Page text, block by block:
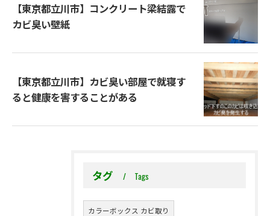
【東京都立川市】コンクリート梁結露で
カビ臭い壁紙
【東京都立川市】カビ臭い部屋で就寝す
ると健康を害することがある
タグ Tags
カラーボックス カビ取り